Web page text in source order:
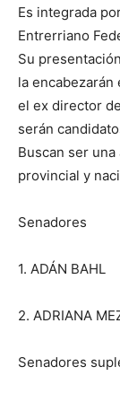
Es integrada
Entrerriano
Su
la encabezarán
el ex director
serán
Buscan ser
provincial y
Senadores
1. ADÁN BAHL
2. ADRIANA
Senadores